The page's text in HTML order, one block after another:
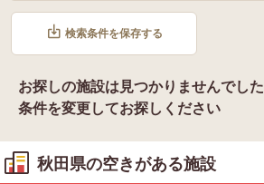
検索条件を保存する
お探しの施設は見つかりませんでした
条件を変更してお探しください
秋田県の空きがある施設